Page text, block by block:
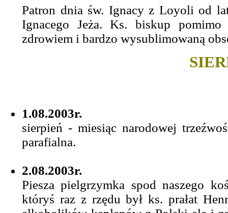
Patron dnia św. Ignacy z Loyoli od
Ignacego Jeża. Ks. biskup
zdrowiem i bardzo wysublimowaną
1.08.2003r.
sierpień - miesiąc narodowej
parafialna.
2.08.2003r.
Piesza pielgrzymka spod naszego
któryś raz z rzędu był ks. prałat